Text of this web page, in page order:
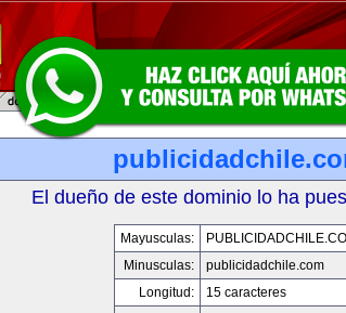
El dueño de este dominio lo ha
Mayusculas:
Minusculas:
publicidadchile.com
Longitud:
15 caracteres